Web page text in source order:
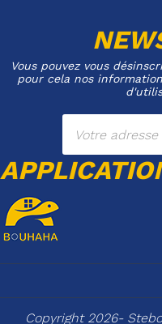
Vous pouvez vous
pour cela nos
Copyright 2026-